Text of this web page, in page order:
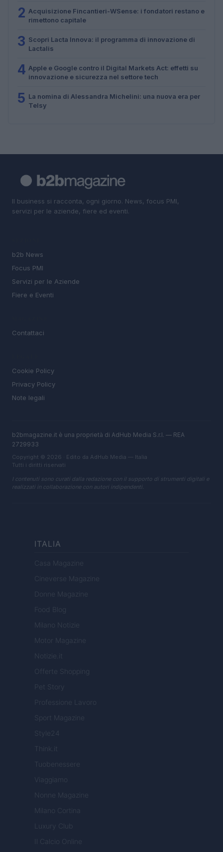
2 Acquisizione Fincantieri-WSense: i fondatori restano e
rimettono capitale
3 Scopri Lacta Innova: il programma di innovazione di
Lactalis
4 Apple e Google contro il Digital Markets Act: effetti su
innovazione e sicurezza nel settore tech
5 La nomina di Alessandra Michelini: una nuova era per
Telsy
Il business si racconta, ogni giorno. News, focus PMI,
servizi per le aziende, fiere ed eventi.
b2b News
Focus PMI
Servizi per le Aziende
Fiere e Eventi
Contattaci
Cookie Policy
Privacy Policy
Note legali
b2bmagazine.it è una proprietà di AdHub Media S.r.l. — REA
2729933
Copyright © 2026 · Edito da AdHub Media — Italia
Tutti i diritti riservati
I contenuti sono curati dalla redazione con il supporto di strumenti digitali e
realizzati in collaborazione con autori indipendenti.
ITALIA
Casa Magazine
Cineverse Magazine
Donne Magazine
Food Blog
Milano Notizie
Motor Magazine
Notizie.it
Offerte Shopping
Pet Story
Professione Lavoro
Sport Magazine
Style24
Think.it
Tuobenessere
Viaggiamo
Nonne Magazine
Milano Cortina
Luxury Club
Il Calcio Online